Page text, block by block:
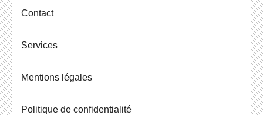
Contact
Ser­vices
Men­tions légales
Po­li­tique de confidentialité